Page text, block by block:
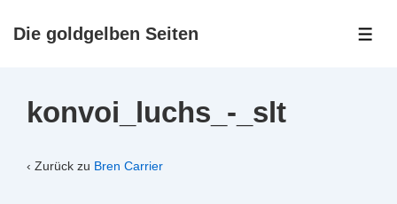
ZumDie goldgelben Seiten
konvoi_luchs_-_slt
‹ Zurück zu Bren Carrier